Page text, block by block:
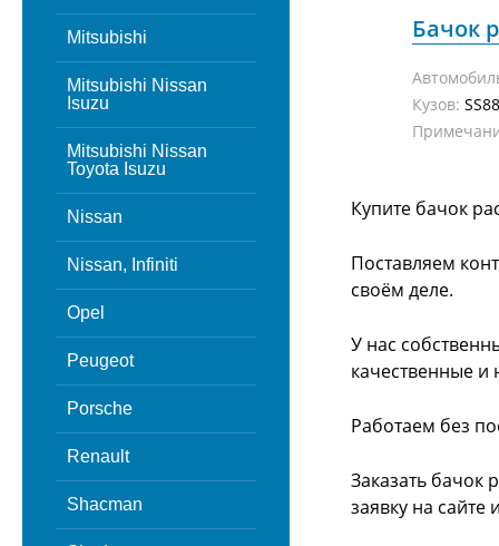
Mitsubishi
Mitsubishi Nissan
Isuzu
Mitsubishi Nissan
Toyota Isuzu
Nissan
Nissan, Infiniti
Opel
Peugeot
Porsche
Renault
Shacman
Бачок
Кузов:
Купите бачок
Поставляем
своём деле.
У нас
качественные и
Работаем без
Заказать
заявку на сайте